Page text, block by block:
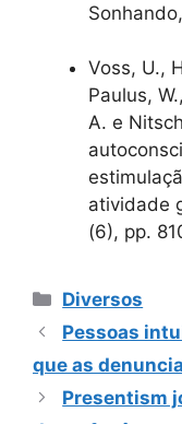
Voss, U.,
Paulus,
A. e
atividade
(6), pp.
Categorias
Diversos
Pessoas
que as
Presentism